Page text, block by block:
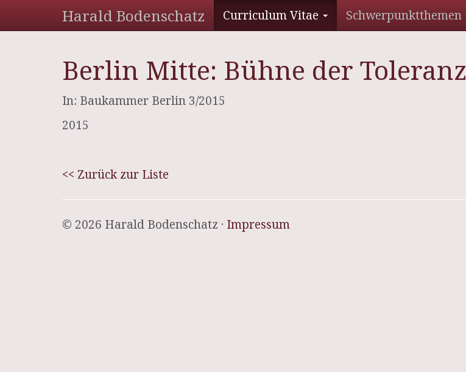
Harald Bodenschatz Curriculum Vitae Schwerpunktthemen
Berlin Mitte: Bühne der Toleranz
In: Baukammer Berlin 3/2015
2015
<< Zurück zur Liste
© 2026 Harald Bodenschatz · Impressum